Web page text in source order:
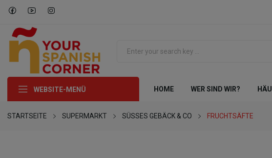
WEBSITE-MENÜ HOME WER SIND WIR?
STARTSEITE SUPERMARKT SÜSSES GEBÄCK & CO FRUCHTSÄFTE